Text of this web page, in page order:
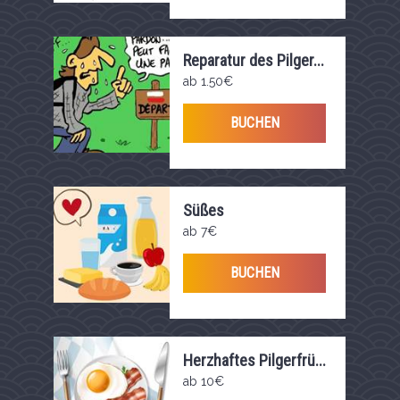
Reparatur des Pilger...
ab 1.50€
BUCHEN
Süßes
Pilgerfrühstüc...
ab 7€
BUCHEN
Herzhaftes Pilgerfrü...
ab 10€